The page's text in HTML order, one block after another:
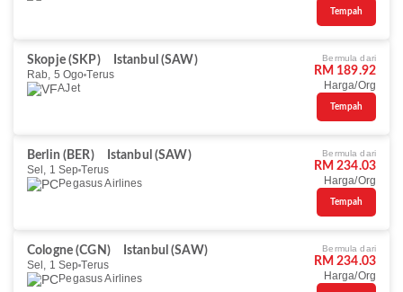
Tempah
Skopje (SKP)
Istanbul (SAW)
Rab, 5 Ogo Terus
AJet
Bermula dari
RM 189.92
Harga/Org
Tempah
Berlin (BER)
Istanbul (SAW)
Sel, 1 Sep Terus
Pegasus Airlines
Bermula dari
RM 234.03
Harga/Org
Tempah
Cologne (CGN)
Istanbul (SAW)
Sel, 1 Sep Terus
Pegasus Airlines
Bermula dari
RM 234.03
Harga/Org